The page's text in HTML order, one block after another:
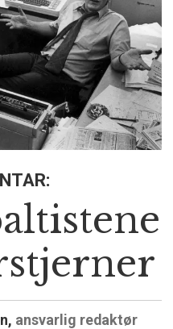
ansvarlig redaktør